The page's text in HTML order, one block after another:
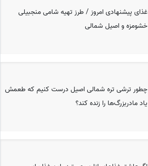
غذای پیشنهادی امروز / طرز تهیه شامی منجبیلی
خشومزه و اصیل شمالی
چطور ترشی تره شمالی اصیل درست کنیم که طعمش
یاد مادر‌بزرگ‌ها را زنده کند؟